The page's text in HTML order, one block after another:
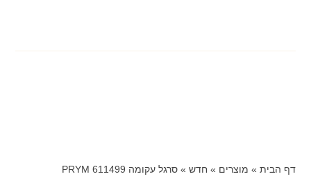
דף הבית » מוצרים » חדש »סרגל עקומה 611499 PRYM